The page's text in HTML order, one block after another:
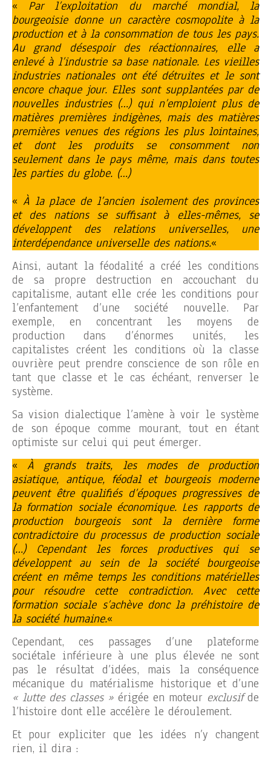
« Par l’exploitation du marché mondial, la
bourgeoisie donne un caractère cosmopolite à la
production et à la consommation de tous les pays.
Au grand désespoir des réactionnaires, elle a
enlevé à l’industrie sa base nationale. Les vieilles
industries nationales ont été détruites et le sont
encore chaque jour. Elles sont supplantées par de
nouvelles industries (…) qui n’emploient plus de
matières premières indigènes, mais des matières
premières venues des régions les plus lointaines,
et dont les produits se consomment non
seulement dans le pays même, mais dans toutes
les parties du globe. (…)
« À la place de l’ancien isolement des provinces
et des nations se suffisant à elles-mêmes, se
développent des relations universelles, une
interdépendance universelle des nations.«
Ainsi, autant la féodalité a créé les conditions
de sa propre destruction en accouchant du
capitalisme, autant elle crée les conditions pour
l’enfantement d’une société nouvelle. Par
exemple, en concentrant les moyens de
production dans d’énormes unités, les
capitalistes créent les conditions où la classe
ouvrière peut prendre conscience de son rôle en
tant que classe et le cas échéant, renverser le
système.
Sa vision dialectique l’amène à voir le système
de son époque comme mourant, tout en étant
optimiste sur celui qui peut émerger.
«À grands traits, les modes de production
asiatique, antique, féodal et bourgeois moderne
peuvent être qualifiés d’époques progressives de
la formation sociale économique. Les rapports de
production bourgeois sont la dernière forme
contradictoire du processus de production sociale
(…) Cependant les forces productives qui se
développent au sein de la société bourgeoise
créent en même temps les conditions matérielles
pour résoudre cette contradiction. Avec cette
formation sociale s’achève donc la préhistoire de
la société humaine.«
Cependant, ces passages d’une plateforme
sociétale inférieure à une plus élevée ne sont
pas le résultat d’idées, mais la conséquence
mécanique du matérialisme historique et d’une
« lutte des classes » érigée en moteur exclusifde
l’histoire dont elle accélère le déroulement.
Et pour expliciter que les idées n’y changent
rien, il dira :